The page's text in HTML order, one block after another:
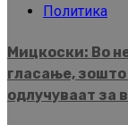
Политика
Мицкоски: Во
гласање,
одлучуваат за